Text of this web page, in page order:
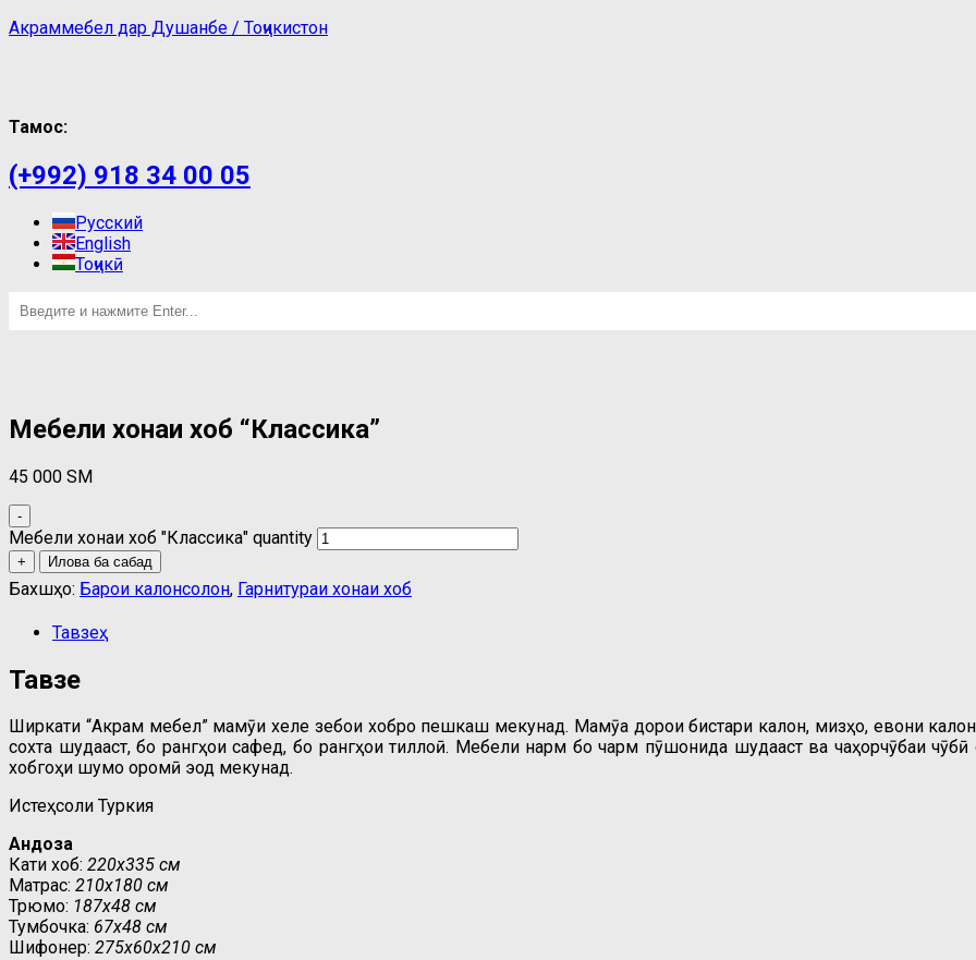
Акраммебел дар Душанбе / Тоҷикистон
Тамос:
(+992) 918 34 00 05
Русский
English
Тоҷикӣ
Мебели хонаи хоб “Классика”
45 000 ЅМ
-
Мебели хонаи хоб "Классика" quantity
+ Илова ба сабад
Бахшҳо: Барои калонсолон, Гарнитураи хонаи хоб
Тавзеҳ
Тавзеҳ
Ширкати “Акрам мебел” маҷмӯи хеле зебои хобро пешкаш мекунад. Маҷмӯа дорои бистари калон, мизҳо, ҷевони
сохта шудааст, бо рангҳои сафед, бо рангҳои тиллоӣ. Мебели нарм бо чарм пӯшонида шудааст ва чаҳорчӯбаи
хобгоҳи шумо оромӣ эҷод мекунад.
Истеҳсоли Туркия
Андоза
Кати хоб: 220х335 см
Матрас: 210х180 см
Трюмо: 187х48 см
Тумбочка: 67х48 см
Шифонер: 275х60х210 см